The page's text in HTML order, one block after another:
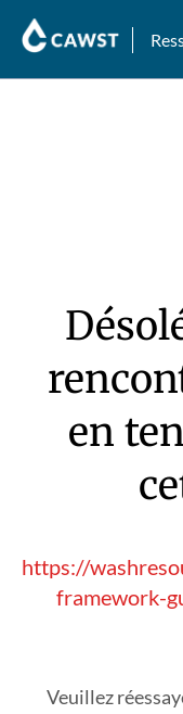
en
https://
framework-
Veuillez